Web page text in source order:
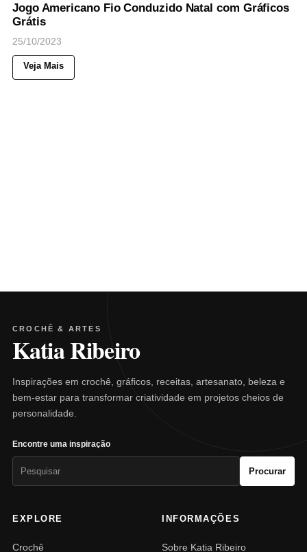
Jogo Americano Fio Conduzido Natal com Gráficos
Grátis
25/10/2023
Veja Mais
CROCHÊ & ARTES
Katia Ribeiro
Inspirações em crochê, gráficos, receitas, artesanato, beleza e
bem-estar para transformar criatividade em projetos cheios de
personalidade.
Encontre uma inspiração
Procurar
EXPLORE
Crochê
INFORMAÇÕES
Sobre Katia Ribeiro